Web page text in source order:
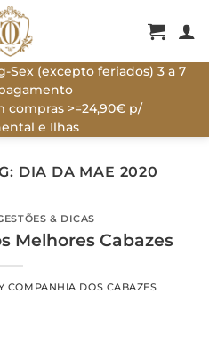
Sex (excepto feriados) 3 a 7
compras >=24,90€ p/
e Ilhas
DIA DA MAE 2020
& DICAS
Melhores Cabazes
COMPANHIA DOS CABAZES